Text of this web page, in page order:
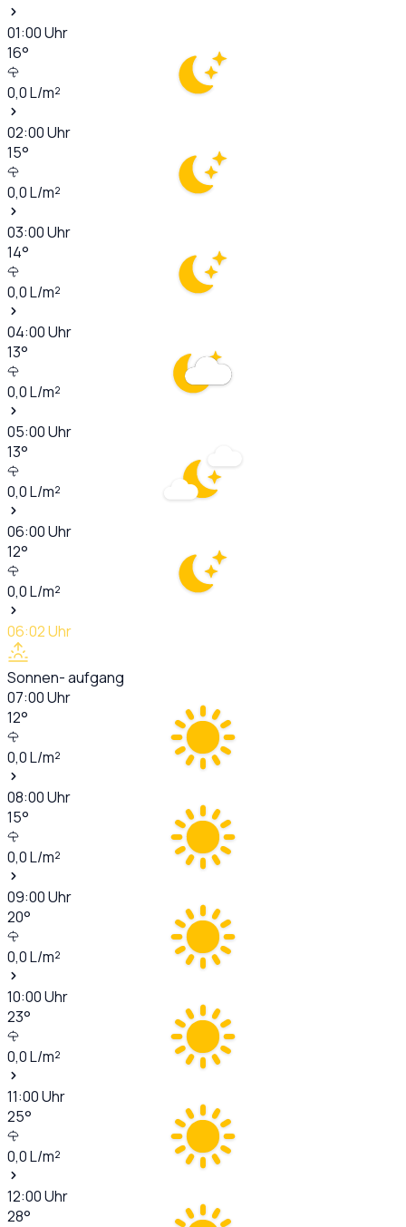
01:00Uhr
16°
0,0L/m²
02:00Uhr
15°
0,0L/m²
03:00Uhr
14°
0,0L/m²
04:00Uhr
13°
0,0L/m²
05:00Uhr
13°
0,0L/m²
06:00Uhr
12°
0,0L/m²
06:02Uhr
Sonnen- aufgang
07:00Uhr
12°
0,0L/m²
08:00Uhr
15°
0,0L/m²
09:00Uhr
20°
0,0L/m²
10:00Uhr
23°
0,0L/m²
11:00Uhr
25°
0,0L/m²
12:00Uhr
28°